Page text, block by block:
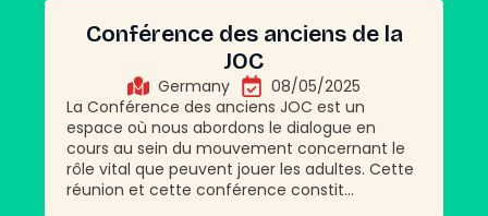
Conférence des anciens de la
JOC
Germany
08/05/2025
La Conférence des anciens JOC est un
espace où nous abordons le dialogue en
cours au sein du mouvement concernant le
rôle vital que peuvent jouer les adultes. Cette
réunion et cette conférence constit...